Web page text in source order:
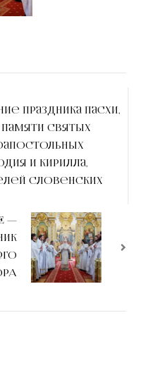
праздника Пасхи,
святых
и Кирилла,
Словенских
—